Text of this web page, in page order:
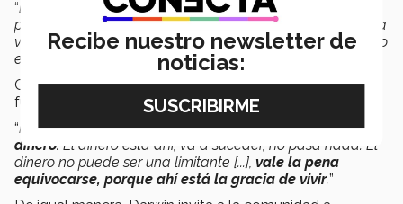
“Es cuestión de darle espacio al deseo, examinarse
profundamente, pero hay que trabajar, no como castigo, a
veces las puertas se abren, pero se abren porque tu deseo
está ahí.
Castillo López menciona que el apoyo de la familia es
fundamental, sobretodo el apoyo emocional.
“Para mílas emociones son más importantes que el
dinero. El dinero está ahí, va a suceder, no pasa nada. El
dinero no puede ser una limitante [...], vale la pena
equivocarse, porque ahí está la gracia de vivir.”
Recibe nuestro newsletter de
noticias: